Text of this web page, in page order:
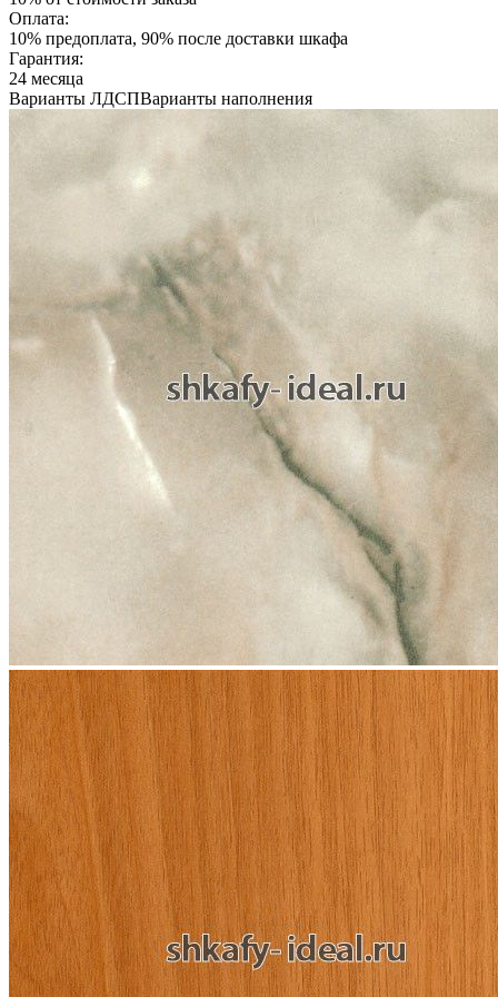
Оплата:
10% предоплата, 90% после доставки шкафа
Гарантия:
24 месяца
Варианты ЛДСПВарианты наполнения